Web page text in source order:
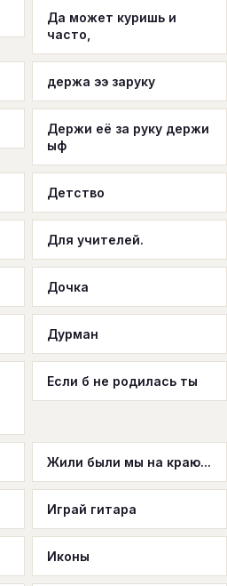
Да может куришь и
часто,
держа ээ заруку
Держи её за руку держи
ыф
Детство
Для учителей.
Дочка
Дурман
Если б не родилась ты
Жили были мы на краю...
Играй гитара
Иконы